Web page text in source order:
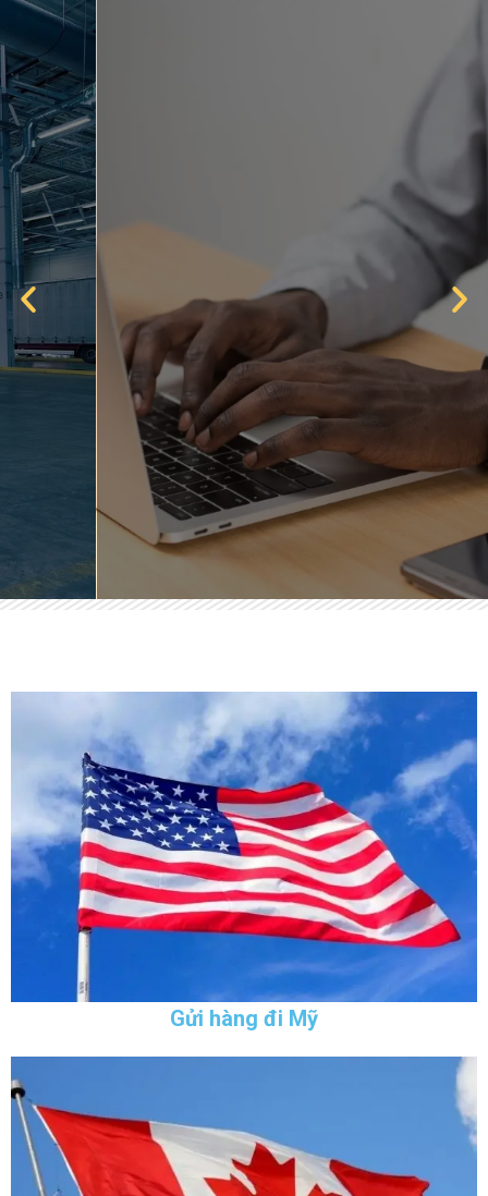
HỖ TRỢ KHAI
BÁO HẢI QUAN
Bạn chỉ việc gửi hàng - Mọi
thủ tục đã có chúng tôi
Gửi hàng đi Mỹ